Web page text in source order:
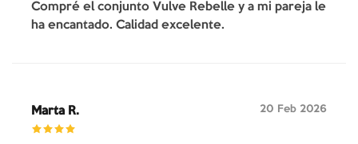
Compré el conjunto Vulve Rebelle y a mi pareja le
ha encantado. Calidad excelente.
Marta R. 20 Feb 2026